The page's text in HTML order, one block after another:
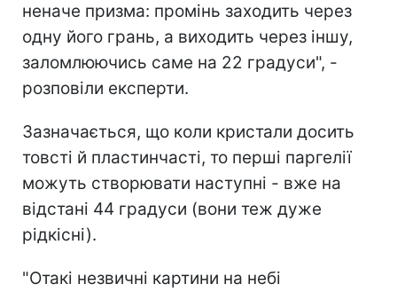
неначе призма: промінь заходить через
одну його грань, а виходить через іншу,
заломлюючись саме на 22 градуси", -
розповіли експерти.
Зазначається, що коли кристали досить
товсті й пластинчасті, то перші паргелії
можуть створювати наступні - вже на
відстані 44 градуси (вони теж дуже
рідкісні).
"Отакі незвичні картини на небі